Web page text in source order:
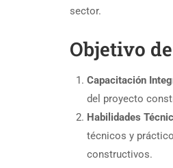
sector.
Objetivo
Capacitación
del proyecto
Habilidades
técnicos y
constructivos.